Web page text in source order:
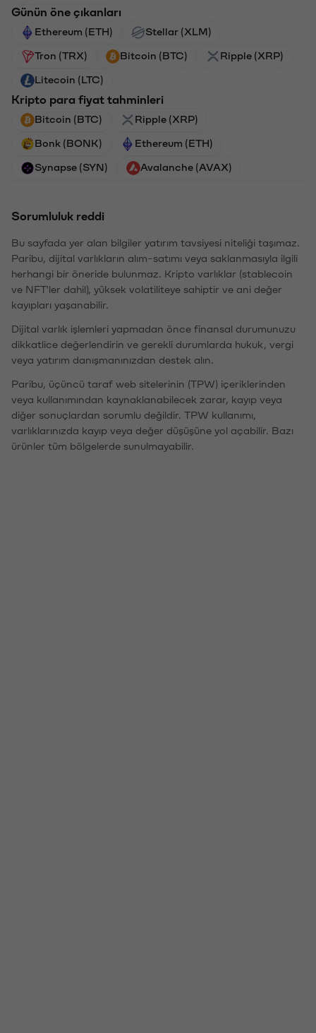
Günün öne çıkanları
Ethereum (ETH) Stellar (XLM)
Tron (TRX) Bitcoin (BTC) Ripple (XRP)
Litecoin (LTC)
Kripto para fiyat tahminleri
Bitcoin (BTC) Ripple (XRP)
Bonk (BONK) Ethereum (ETH)
Synapse (SYN) Avalanche (AVAX)
Sorumluluk reddi
Bu sayfada yer alan bilgiler yatırım tavsiyesi niteliği taşımaz.
Paribu, dijital varlıkların alım-satımı veya saklanmasıyla ilgili
herhangi bir öneride bulunmaz. Kripto varlıklar (stablecoin
ve NFT'ler dahil), yüksek volatiliteye sahiptir ve ani değer
kayıpları yaşanabilir.
Dijital varlık işlemleri yapmadan önce finansal durumunuzu
dikkatlice değerlendirin ve gerekli durumlarda hukuk, vergi
veya yatırım danışmanınızdan destek alın.
Paribu, üçüncü taraf web sitelerinin (TPW) içeriklerinden
veya kullanımından kaynaklanabilecek zarar, kayıp veya
diğer sonuçlardan sorumlu değildir. TPW kullanımı,
varlıklarınızda kayıp veya değer düşüşüne yol açabilir. Bazı
ürünler tüm bölgelerde sunulmayabilir.